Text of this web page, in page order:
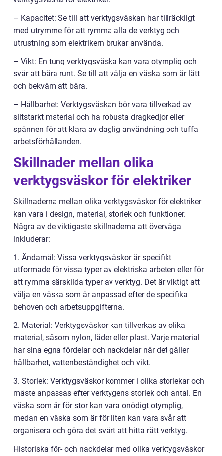
– Kapacitet: Se till att verktygsväskan har tillräckligt
med utrymme för att rymma alla de verktyg och
utrustning som elektrikern brukar använda.
– Vikt: En tung verktygsväska kan vara otymplig och
svår att bära runt. Se till att välja en väska som är lätt
och bekväm att bära.
– Hållbarhet: Verktygsväskan bör vara tillverkad av
slitstarkt material och ha robusta dragkedjor eller
spännen för att klara av daglig användning och tuffa
arbetsförhållanden.
Skillnader mellan olika
verktygsväskor för elektriker
Skillnaderna mellan olika verktygsväskor för elektriker
kan vara i design, material, storlek och funktioner.
Några av de viktigaste skillnaderna att överväga
inkluderar:
1. Ändamål: Vissa verktygsväskor är specifikt
utformade för vissa typer av elektriska arbeten eller för
att rymma särskilda typer av verktyg. Det är viktigt att
välja en väska som är anpassad efter de specifika
behoven och arbetsuppgifterna.
2. Material: Verktygsväskor kan tillverkas av olika
material, såsom nylon, läder eller plast. Varje material
har sina egna fördelar och nackdelar när det gäller
hållbarhet, vattenbeständighet och vikt.
3. Storlek: Verktygsväskor kommer i olika storlekar och
måste anpassas efter verktygens storlek och antal. En
väska som är för stor kan vara onödigt otymplig,
medan en väska som är för liten kan vara svår att
organisera och göra det svårt att hitta rätt verktyg.
Historiska för- och nackdelar med olika verktygsväskor